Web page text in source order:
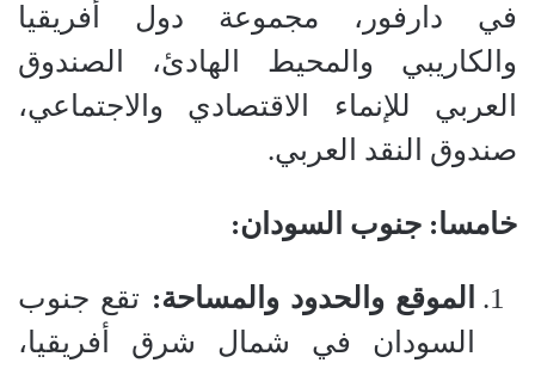
في دارفور، مجموعة دول أفريقيا
والكاريبي والمحيط الهادئ، الصندوق
العربي للإنماء الاقتصادي والاجتماعي،
صندوق النقد العربي.
خامسا: جنوب السودان:
الموقع والحدود والمساحة: تقع جنوب
السودان في شمال شرق أفريقيا،